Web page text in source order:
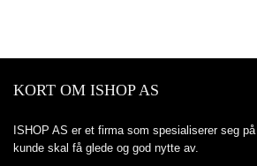
KORT OM ISHOP AS
ISHOP AS er et firma som spesialiserer seg
kunde skal få glede og god nytte av.